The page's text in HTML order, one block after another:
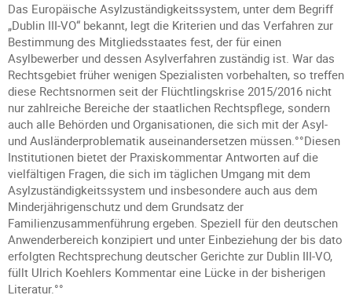
Das Europäische Asylzuständigkeitssystem, unter dem Begriff
„Dublin III-VO“ bekannt, legt die Kriterien und das Verfahren zur
Bestimmung des Mitgliedsstaates fest, der für einen
Asylbewerber und dessen Asylverfahren zuständig ist. War das
Rechtsgebiet früher wenigen Spezialisten vorbehalten, so treffen
diese Rechtsnormen seit der Flüchtlingskrise 2015/2016 nicht
nur zahlreiche Bereiche der staatlichen Rechtspflege, sondern
auch alle Behörden und Organisationen, die sich mit der Asyl-
und Ausländerproblematik auseinandersetzen müssen.°°Diesen
Institutionen bietet der Praxiskommentar Antworten auf die
vielfältigen Fragen, die sich im täglichen Umgang mit dem
Asylzuständigkeitssystem und insbesondere auch aus dem
Minderjährigenschutz und dem Grundsatz der
Familienzusammenführung ergeben. Speziell für den deutschen
Anwenderbereich konzipiert und unter Einbeziehung der bis dato
erfolgten Rechtsprechung deutscher Gerichte zur Dublin III-VO,
füllt Ulrich Koehlers Kommentar eine Lücke in der bisherigen
Literatur.°°